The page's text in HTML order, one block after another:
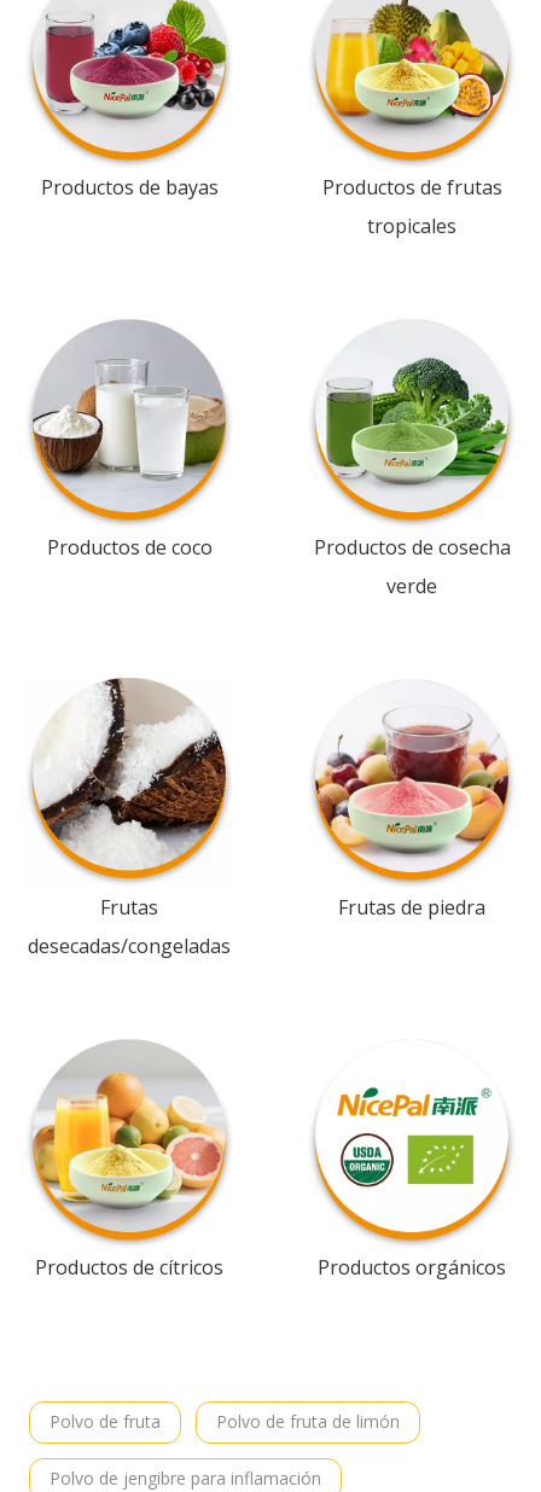
Productos de bayas
Productos de frutas
tropicales
Productos de coco
Productos de cosecha
verde
Frutas
desecadas/congeladas
Frutas de piedra
Productos de cítricos Productos orgánicos
Polvo de fruta Polvo de fruta de limón
Polvo de jengibre para inflamación